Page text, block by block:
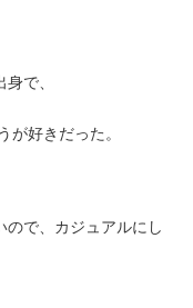
で、
好きだった。
で、カジュアルにし